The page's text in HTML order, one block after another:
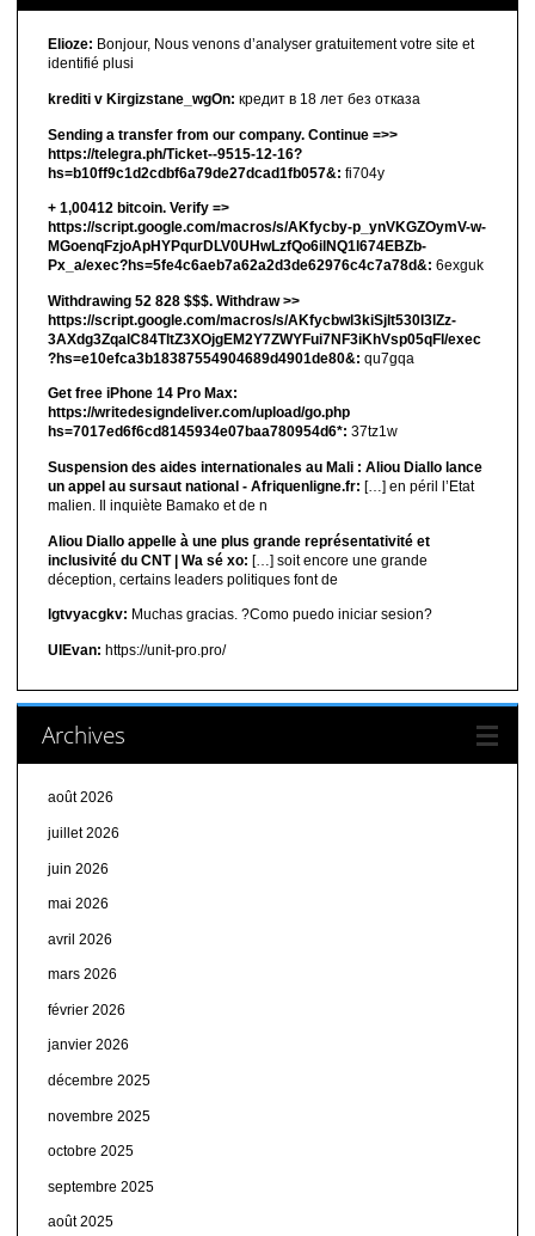
Elioze: Bonjour, Nous venons d’analyser gratuitement votre site et
identifié plusi
krediti v Kirgizstane_wgOn: кредит в 18 лет без отказа
Sending a transfer from our company. Continue =>>
https://telegra.ph/Ticket--9515-12-16?
hs=b10ff9c1d2cdbf6a79de27dcad1fb057&: fi704y
+ 1,00412 bitсоin. Verify =>
https://script.google.com/macros/s/AKfycby-p_ynVKGZOymV-w-
MGoenqFzjoApHYPqurDLV0UHwLzfQo6ilNQ1l674EBZb-
Px_a/exec?hs=5fe4c6aeb7a62a2d3de62976c4c7a78d&: 6exguk
Withdrawing 52 828 $$$. Withdrаw >>
https://script.google.com/macros/s/AKfycbwl3kiSjlt530I3lZz-
3AXdg3ZqalC84TltZ3XOjgEM2Y7ZWYFui7NF3iKhVsp05qFl/exec
?hs=e10efca3b18387554904689d4901de80&: qu7gqa
Get free iPhone 14 Pro Max:
https://writedesigndeliver.com/upload/go.php
hs=7017ed6f6cd8145934e07baa780954d6*: 37tz1w
Suspension des aides internationales au Mali : Aliou Diallo lance
un appel au sursaut national - Afriquenligne.fr: […] en péril l’Etat
malien. Il inquiète Bamako et de n
Aliou Diallo appelle à une plus grande représentativité et
inclusivité du CNT | Wa sé xo: […] soit encore une grande
déception, certains leaders politiques font de
lgtvyacgkv: Muchas gracias. ?Como puedo iniciar sesion?
UIEvan: https://unit-pro.pro/
Archives
août 2026
juillet 2026
juin 2026
mai 2026
avril 2026
mars 2026
février 2026
janvier 2026
décembre 2025
novembre 2025
octobre 2025
septembre 2025
août 2025